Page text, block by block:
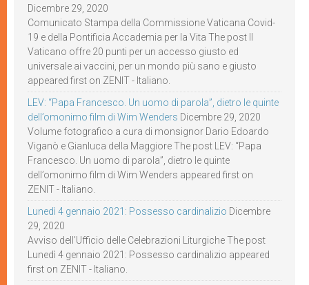
Dicembre 29, 2020
Comunicato Stampa della Commissione Vaticana Covid-
19 e della Pontificia Accademia per la Vita The post Il
Vaticano offre 20 punti per un accesso giusto ed
universale ai vaccini, per un mondo più sano e giusto
appeared first on ZENIT - Italiano.
LEV: “Papa Francesco. Un uomo di parola”, dietro le quinte
dell’omonimo film di Wim Wenders Dicembre 29, 2020
Volume fotografico a cura di monsignor Dario Edoardo
Viganò e Gianluca della Maggiore The post LEV: “Papa
Francesco. Un uomo di parola”, dietro le quinte
dell’omonimo film di Wim Wenders appeared first on
ZENIT - Italiano.
Lunedì 4 gennaio 2021: Possesso cardinalizio Dicembre
29, 2020
Avviso dell’Ufficio delle Celebrazioni Liturgiche The post
Lunedì 4 gennaio 2021: Possesso cardinalizio appeared
first on ZENIT - Italiano.